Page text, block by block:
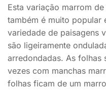
Esta variação marrom
também é muito popular
variedade de paisagens
são ligeiramente
arredondadas. As folhas
vezes com manchas
folhas ficam de um